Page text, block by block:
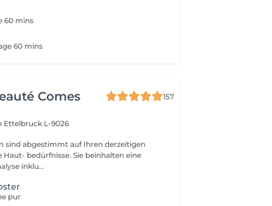
60 mins
60 mins
Comes
157
Ettelbruck L-9026
sind abgestimmt auf Ihren derzeitigen
bedürfnisse. Sie beinhalten eine
inklu...
pur